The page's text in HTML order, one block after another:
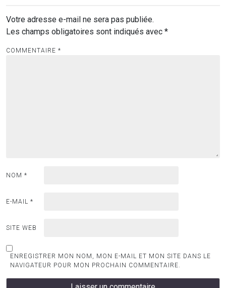
Votre adresse e-mail ne sera pas publiée.
Les champs obligatoires sont indiqués avec *
COMMENTAIRE *
NOM *
E-MAIL *
SITE WEB
ENREGISTRER MON NOM, MON E-MAIL ET MON SITE DANS LE
NAVIGATEUR POUR MON PROCHAIN COMMENTAIRE.